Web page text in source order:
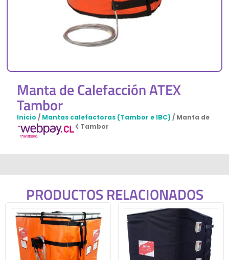
Manta de Calefacción ATEX
Tambor
Inicio / Mantas calefactoras (Tambor e IBC) / Manta de
Calefacción ATEX Tambor
PRODUCTOS RELACIONADOS